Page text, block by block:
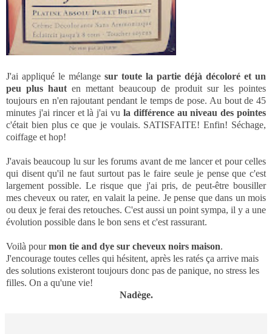
J'ai appliqué le mélange sur toute la partie déjà décoloré et un
peu plus haut en mettant beaucoup de produit sur les pointes
toujours en n'en rajoutant pendant le temps de pose. Au bout de 45
minutes j'ai rincer et là j'ai vu la différence au niveau des pointes
c'était bien plus ce que je voulais. SATISFAITE! Enfin! Séchage,
coiffage et hop!
J'avais beaucoup lu sur les forums avant de me lancer et pour celles
qui disent qu'il ne faut surtout pas le faire seule je pense que c'est
largement possible. Le risque que j'ai pris, de peut-être bousiller
mes cheveux ou rater, en valait la peine. Je pense que dans un mois
ou deux je ferai des retouches. C'est aussi un point sympa, il y a une
évolution possible dans le bon sens et c'est rassurant.
Voilà pourmon tie and dye sur cheveux noirs maison.
J'encourage toutes celles qui hésitent, après les ratés ça arrive mais
des solutions existeront toujours donc pas de panique, no stress les
filles. On a qu'une vie!
Nadège.